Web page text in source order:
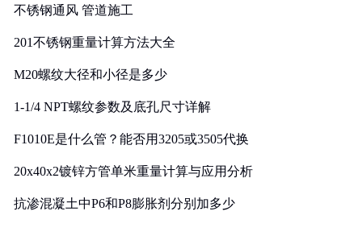
不锈钢通风 管道施工
201不锈钢重量计算方法大全
M20螺纹大径和小径是多少
1-1/4 NPT螺纹参数及底孔尺寸详解
F1010E是什么管？能否用3205或3505代换
20x40x2镀锌方管单米重量计算与应用分析
抗渗混凝土中P6和P8膨胀剂分别加多少